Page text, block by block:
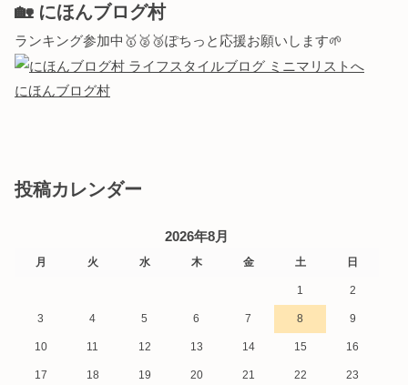
🏡 にほんブログ村
ランキング参加中🥇🥈🥉ぽちっと応援お願いします🌱
にほんブログ村
投稿カレンダー
2026年8月
月 火 水 木 金 土 日
1 2
3 4 5 6 7 8 9
10 11 12 13 14 15 16
17 18 19 20 21 22 23